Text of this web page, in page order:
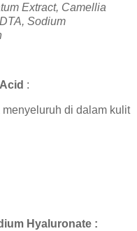
Extract, Camellia
Sodium
:
di dalam kulit
Hyaluronate :